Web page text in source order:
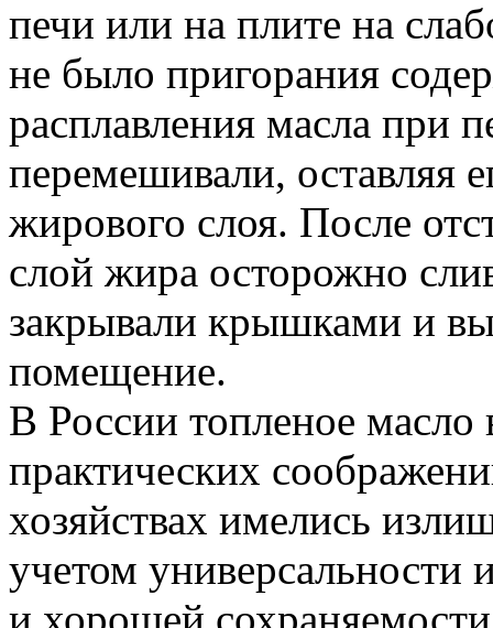
печи или на плите на
не было пригорания
расплавления масла при
перемешивали, оставляя
жирового слоя. После
слой жира осторожно
закрывали крышками и
помещение.
В России топленое масло
практических
хозяйствах имелись
учетом универсальности
и хорошей